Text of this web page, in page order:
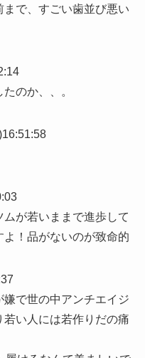
で、すごい歯並び悪い
のか、、。
が若いままで進歩して
！品がないのが致命的
で世の中アンチエイジ
い人には若作りだの痛